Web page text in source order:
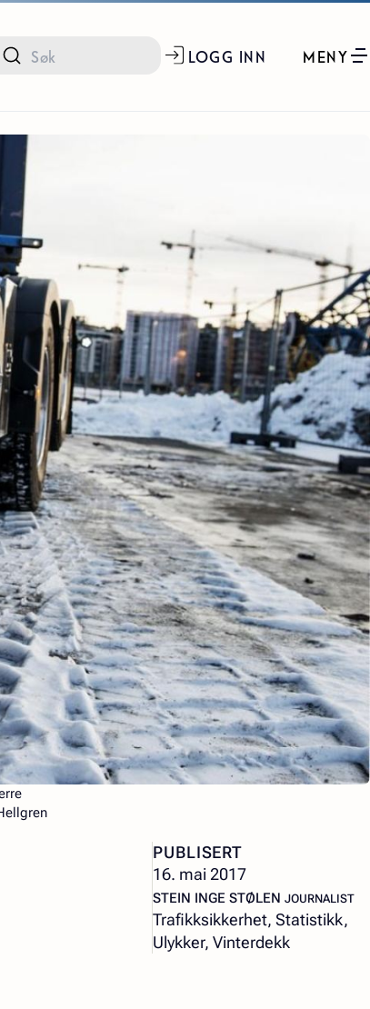
LOGG INN MENY
PUBLISERT
16. mai 2017
STEIN INGE STØLEN –
JOURNALIST
Trafikksikkerhet, Statistikk,
Ulykker, Vinterdekk